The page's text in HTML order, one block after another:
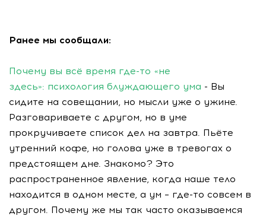
Ранее мы сообщали:
Почему вы всё время где-то «не
здесь»: психология блуждающего ума - Вы
сидите на совещании, но мысли уже о ужине.
Разговариваете с другом, но в уме
прокручиваете список дел на завтра. Пьёте
утренний кофе, но голова уже в тревогах о
предстоящем дне. Знакомо? Это
распространенное явление, когда наше тело
находится в одном месте, а ум – где-то совсем в
другом. Почему же мы так часто оказываемся